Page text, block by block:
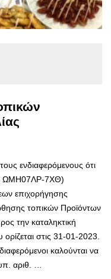
ενδιαφερόμενους ότι
ΩΜΗ07ΛΡ-7ΧΘ)
επιχορήγησης
τοπικών Προϊόντων
την καταληκτική
στις 31-01-2023.
καλούνται να
αριθ. …